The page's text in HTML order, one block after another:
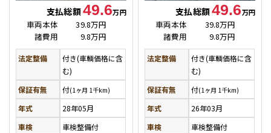
支払総額49.6万円
車両本体
39.8万円
諸費用
9.8万円
法定整備
付き(車輌価格に含
む)
保証有無
付(1ヶ月 1千km)
年式
28年05月
車検
車検整備付
支払総額49.6万円
車両本体
39.8万円
諸費用
9.8万円
法定整備
付き(車輌価格に含
む)
保証有無
付(1ヶ月 1千km)
年式
26年03月
車検
車検整備付